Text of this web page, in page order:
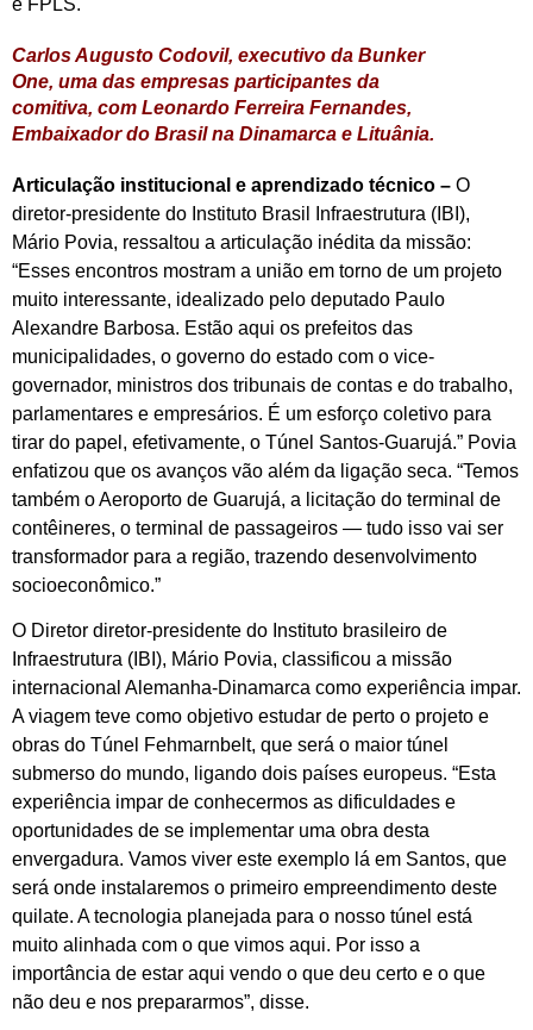
e FPLS.
Carlos Augusto Codovil, executivo da Bunker
One, uma das empresas participantes da
comitiva, com Leonardo Ferreira Fernandes,
Embaixador do Brasil na Dinamarca e Lituânia.
Articulação institucional e aprendizado técnico – O
diretor-presidente do Instituto Brasil Infraestrutura (IBI),
Mário Povia, ressaltou a articulação inédita da missão:
“Esses encontros mostram a união em torno de um projeto
muito interessante, idealizado pelo deputado Paulo
Alexandre Barbosa. Estão aqui os prefeitos das
municipalidades, o governo do estado com o vice-
governador, ministros dos tribunais de contas e do trabalho,
parlamentares e empresários. É um esforço coletivo para
tirar do papel, efetivamente, o Túnel Santos-Guarujá.” Povia
enfatizou que os avanços vão além da ligação seca. “Temos
também o Aeroporto de Guarujá, a licitação do terminal de
contêineres, o terminal de passageiros — tudo isso vai ser
transformador para a região, trazendo desenvolvimento
socioeconômico.”
O Diretor diretor-presidente do Instituto brasileiro de
Infraestrutura (IBI), Mário Povia, classificou a missão
internacional Alemanha-Dinamarca como experiência impar.
A viagem teve como objetivo estudar de perto o projeto e
obras do Túnel Fehmarnbelt, que será o maior túnel
submerso do mundo, ligando dois países europeus. “Esta
experiência impar de conhecermos as dificuldades e
oportunidades de se implementar uma obra desta
envergadura. Vamos viver este exemplo lá em Santos, que
será onde instalaremos o primeiro empreendimento deste
quilate. A tecnologia planejada para o nosso túnel está
muito alinhada com o que vimos aqui. Por isso a
importância de estar aqui vendo o que deu certo e o que
não deu e nos prepararmos”, disse.